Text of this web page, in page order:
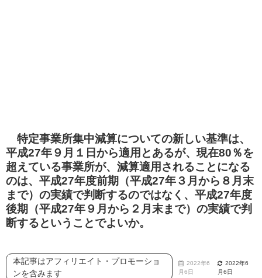
特定事業所集中減算についての新しい基準は、
平成27年９月１日から適用とあるが、現在80％を
超えている事業所が、減算適用されることになる
のは、平成27年度前期（平成27年３月から８月末
まで）の実績で判断するのではなく、平成27年度
後期（平成27年９月から２月末まで）の実績で判
断するということでよいか。
本記事はアフィリエイト・プロモーショ
ンを含みます
2022年6
月6日
2022年6
月6日